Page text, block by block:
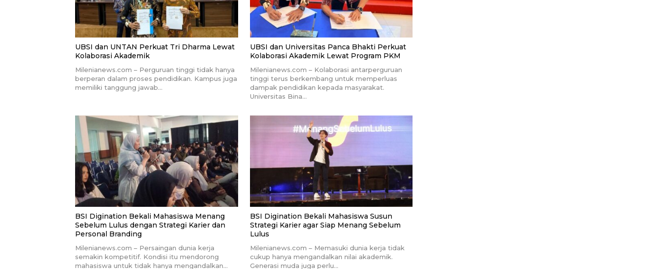
UBSI dan UNTAN Perkuat Tri Dharma Lewat
Kolaborasi Akademik
Milenianews.com – Perguruan tinggi tidak hanya
berperan dalam proses pendidikan. Kampus juga
memiliki tanggung jawab…
UBSI dan Universitas Panca Bhakti Perkuat
Kolaborasi Akademik Lewat Program PKM
Milenianews.com – Kolaborasi antarperguruan
tinggi terus berkembang untuk memperluas
dampak pendidikan kepada masyarakat.
Universitas Bina…
BSI Digination Bekali Mahasiswa Menang
Sebelum Lulus dengan Strategi Karier dan
Personal Branding
Milenianews.com – Persaingan dunia kerja
semakin kompetitif. Kondisi itu mendorong
mahasiswa untuk tidak hanya mengandalkan…
BSI Digination Bekali Mahasiswa Susun
Strategi Karier agar Siap Menang Sebelum
Lulus
Milenianews.com – Memasuki dunia kerja tidak
cukup hanya mengandalkan nilai akademik.
Generasi muda juga perlu…